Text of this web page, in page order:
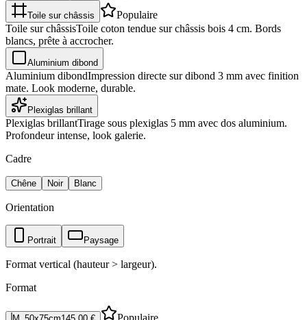
Toile sur châssis
Populaire
Toile sur châssisToile coton tendue sur châssis bois 4 cm. Bords
blancs, prête à accrocher.
Aluminium dibond
Aluminium dibondImpression directe sur dibond 3 mm avec finition
mate. Look moderne, durable.
Plexiglas brillant
Plexiglas brillantTirage sous plexiglas 5 mm avec dos aluminium.
Profondeur intense, look galerie.
Cadre
Chêne Noir Blanc
Orientation
Portrait Paysage
Format vertical (hauteur > largeur).
Format
Populaire